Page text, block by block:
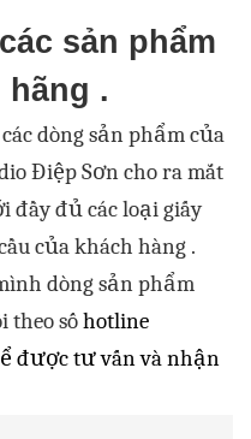
sản phẩm
.
dòng sản phẩm của
Điệp Sơn cho ra mắt
đầy đủ các loại giấy
của khách hàng .
dòng sản phẩm
theo sốhotline
được tư vấn và nhận